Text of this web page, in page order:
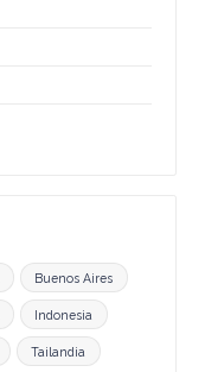
Buenos Aires
Indonesia
Tailandia